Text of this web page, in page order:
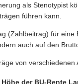
als Stenotypist
führen kann.
(Zahlbeitrag) für
auch auf den
von verschiedenen
Höhe der BU-Rente